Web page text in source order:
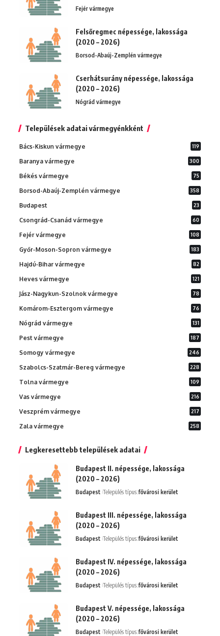
Fejér vármegye
Felsőregmec népessége, lakossága
(2020 – 2026)
Borsod-Abaúj-Zemplén vármegye
Cserhátsurány népessége, lakossága
(2020 – 2026)
Nógrád vármegye
Települések adatai vármegyénkként
Bács-Kiskun vármegye 119
Baranya vármegye 300
Békés vármegye 75
Borsod-Abaúj-Zemplén vármegye 358
Budapest 23
Csongrád-Csanád vármegye 60
Fejér vármegye 108
Győr-Moson-Sopron vármegye 183
Hajdú-Bihar vármegye 82
Heves vármegye 121
Jász-Nagykun-Szolnok vármegye 78
Komárom-Esztergom vármegye 76
Nógrád vármegye 131
Pest vármegye 187
Somogy vármegye 246
Szabolcs-Szatmár-Bereg vármegye 228
Tolna vármegye 109
Vas vármegye 216
Veszprém vármegye 217
Zala vármegye 258
Legkeresettebb települések adatai
Budapest II. népessége, lakossága
(2020 – 2026)
Budapest Település típus:fővárosi kerület
Budapest III. népessége, lakossága
(2020 – 2026)
Budapest Település típus:fővárosi kerület
Budapest IV. népessége, lakossága
(2020 – 2026)
Budapest Település típus:fővárosi kerület
Budapest V. népessége, lakossága
(2020 – 2026)
Budapest Település típus:fővárosi kerület